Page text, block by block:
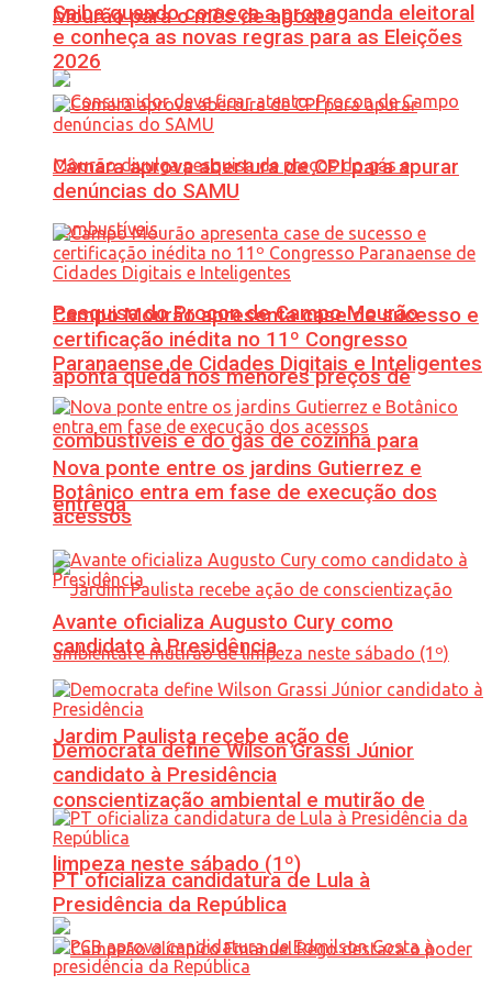
Mourão para o mês de agosto
Pesquisa do Procon de Campo Mourão
aponta queda nos menores preços de
combustíveis e do gás de cozinha para
entrega
Jardim Paulista recebe ação de
conscientização ambiental e mutirão de
limpeza neste sábado (1º)
Saiba quando começa a propaganda eleitoral
e conheça as novas regras para as Eleições
2026
Câmara aprova abertura de CPI para apurar
denúncias do SAMU
Campo Mourão apresenta case de sucesso e
certificação inédita no 11º Congresso
Paranaense de Cidades Digitais e Inteligentes
Nova ponte entre os jardins Gutierrez e
Botânico entra em fase de execução dos
acessos
Avante oficializa Augusto Cury como
candidato à Presidência
Democrata define Wilson Grassi Júnior
candidato à Presidência
PT oficializa candidatura de Lula à
Presidência da República